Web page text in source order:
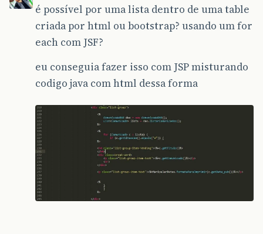
é possível por uma lista dentro de uma table
criada por html ou bootstrap? usando um for
each com JSF?
eu conseguia fazer isso com JSP misturando
codigo java com html dessa forma